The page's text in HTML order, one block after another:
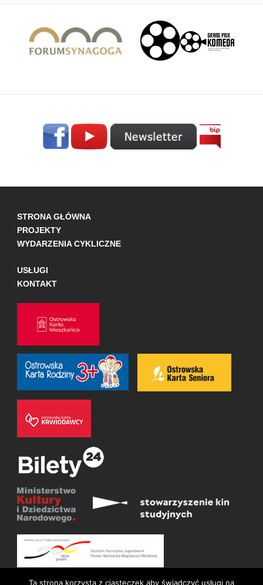
STRONA GŁÓWNA
PROJEKTY
WYDARZENIA CYKLICZNE
USŁUGI
KONTAKT
Ta strona korzysta z ciasteczek aby świadczyć usługi na